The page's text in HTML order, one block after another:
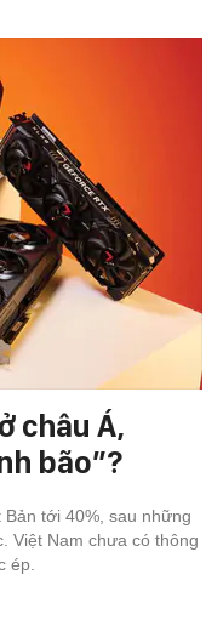
châu Á,
bão”?
tới 40%, sau những
Việt Nam chưa có thông
ép.